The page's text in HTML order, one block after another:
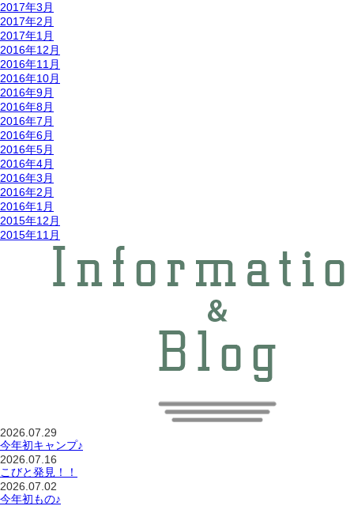
2017年3月
2017年2月
2017年1月
2016年12月
2016年11月
2016年10月
2016年9月
2016年8月
2016年7月
2016年6月
2016年5月
2016年4月
2016年3月
2016年2月
2016年1月
2015年12月
2015年11月
2026.07.29
今年初キャンプ♪
2026.07.16
こびと発見！！
2026.07.02
今年初もの♪